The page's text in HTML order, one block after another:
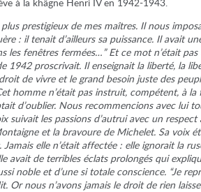
plus prestigieux de mes maîtres. Il nous
: il tenait d’ailleurs sa puissance. Il avait
les fenêtres fermées…” Et ce mot n’était
1942 proscrivait. Il enseignait la liberté, la
de vivre et le grand besoin juste des
homme n’était pas instruit, compétent, à
d’oublier. Nous recommencions avec lui
suivait les passions d’autrui avec un
et la bravoure de Michelet. Sa voix
elle n’était affectée : elle ignorait la
avait de terribles éclats prolongés qui
noble et d’une si totale conscience. “Je
Or nous n’avons jamais le droit de rien